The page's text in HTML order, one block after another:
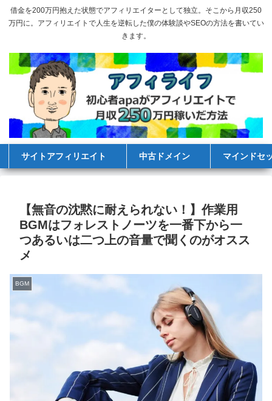
借金を200万円抱えた状態でアフィリエイターとして独立。そこから月収250
万円に。アフィリエイトで人生を逆転した僕の体験談やSEOの方法を書いてい
きます。
サイトアフィリエイト 中古ドメイン マインドセ
【無音の沈黙に耐えられない！】作業用
BGMはフォレストノーツを一番下から一
つあるいは二つ上の音量で聞くのがオスス
メ
BGM